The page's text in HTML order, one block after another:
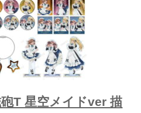
T 星​空メイドver 描